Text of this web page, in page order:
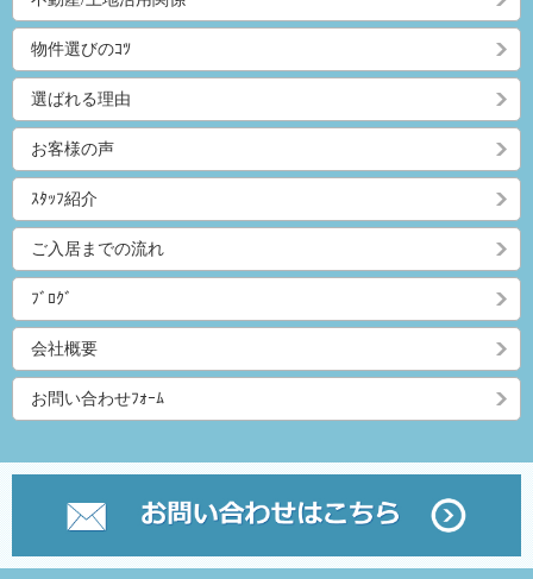
物件選びのｺﾂ
選ばれる理由
お客様の声
ｽﾀｯﾌ紹介
ご入居までの流れ
ﾌﾞﾛｸﾞ
会社概要
お問い合わせﾌｫｰﾑ